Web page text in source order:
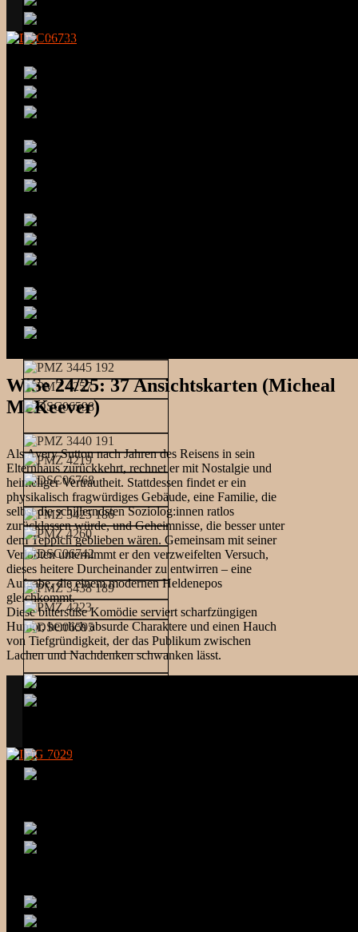
WiSe 24/25: 37 Ansichtskarten (Micheal
McKeever)
Als Avery Sutton nach Jahren des Reisens in sein
Elternhaus zurückkehrt, rechnet er mit Nostalgie und
heimeliger Vertrautheit. Stattdessen findet er ein
physikalisch fragwürdiges Gebäude, eine Familie, die
selbst die schillerndsten Soziolog:innen ratlos
zurücklassen würde, und Geheimnisse, die besser unter
dem Teppich geblieben wären. Gemeinsam mit seiner
Verlobten unternimmt er den verzweifelten Versuch,
dieses heitere Durcheinander zu entwirren – eine
Aufgabe, die einem modernen Heldenepos
gleichkommt.
Diese bittersüße Komödie serviert scharfzüngigen
Humor, herrlich absurde Charaktere und einen Hauch
von Tiefgründigkeit, der das Publikum zwischen
Lachen und Nachdenken schwanken lässt.